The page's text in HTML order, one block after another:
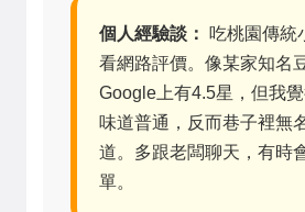
個人經驗談：
吃桃園傳統
看網路評價。像某家知名
Google上有4.5星，但我
味道普通，反而巷子裡無
道。多跟老闆聊天，有時
單。